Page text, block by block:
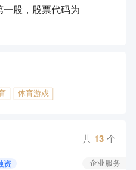
一股，股票代码为
体育游戏
共 13 个
资 企业服务